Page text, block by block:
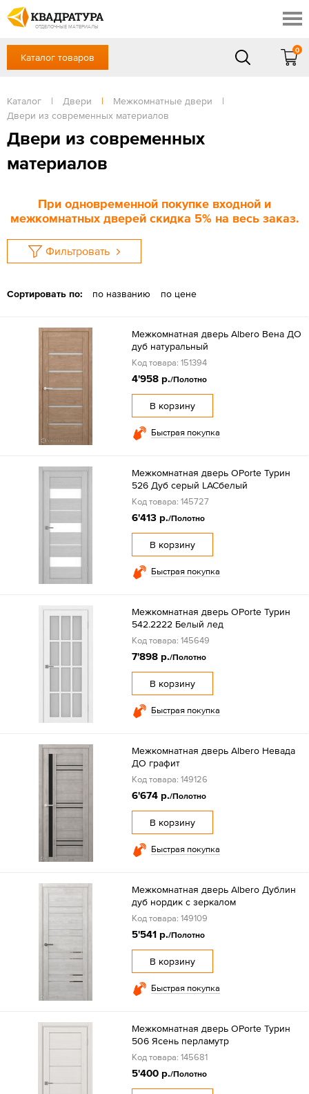
ОТДЕЛОЧНЫЕ МАТЕРИАЛЫ
Профи
Акции
Готовые решения
Доставка и оплата
Отзывы
+7 918 999 1656
Сб, Вс — выходной
ЗАКАЗАТЬ ЗВОНОК
Вход / Регистрация
Каталог товаров
0
Каталог | Двери | Межкомнатные двери
|
Двери из современных материалов
Двери из современных
материалов
При одновременной покупке входной и
межкомнатных дверей скидка 5% на весь заказ.
Фильтровать
Сортировать по: по названию по цене
Межкомнатная дверь Albero Вена ДО
дуб натуральный
Код товара: 151394
4'958 р./Полотно
В корзину
Быстрая покупка
Межкомнатная дверь OPorte Турин
526 Дуб серый LACбелый
Код товара: 145727
6'413 р./Полотно
В корзину
Быстрая покупка
Межкомнатная дверь OPorte Турин
542.2222 Белый лед
Код товара: 145649
7'898 р./Полотно
В корзину
Быстрая покупка
Межкомнатная дверь Albero Невада
ДО графит
Код товара: 149126
6'674 р./Полотно
В корзину
Быстрая покупка
Межкомнатная дверь Albero Дублин
дуб нордик с зеркалом
Код товара: 149109
5'541 р./Полотно
В корзину
Быстрая покупка
Межкомнатная дверь OPorte Турин
506 Ясень перламутр
Код товара: 145681
5'400 р./Полотно